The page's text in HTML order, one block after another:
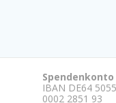
Spendenkonto
IBAN DE64
0002 2851 93